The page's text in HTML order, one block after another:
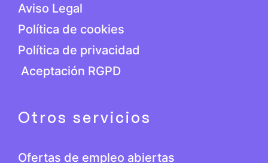
Aviso Legal
Política de cookies
Política de privacidad
Aceptación RGPD
Otros servicios
Ofertas de empleo abiertas